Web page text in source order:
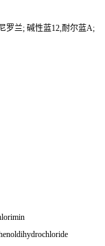
罗兰; 碱性蓝12,耐尔蓝A;